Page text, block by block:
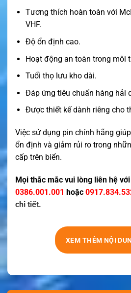
Tương thích hoàn toàn với
VHF.
Độ ổn định cao.
Hoạt động an toàn trong môi
Tuổi thọ lưu kho dài.
Đáp ứng tiêu chuẩn hàng hải
Được thiết kế dành riêng cho
Việc sử dụng pin chính hãng
ổn định và giảm rủi ro trong
cấp trên biển.
Mọi thắc mắc vui lòng liên hệ
0386.001.001 hoặc
chi tiết.
XEM THÊM NỘI